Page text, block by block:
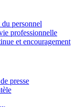
personnel
professionnelle
et encouragement
presse